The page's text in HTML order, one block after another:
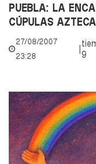
PUEBLA: LA
CÚPULAS
27/08/2007
23:28
9